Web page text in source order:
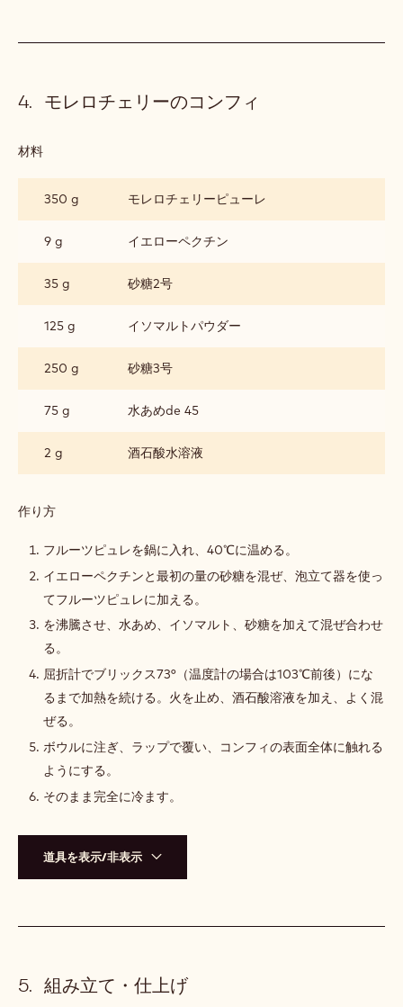
モレロチェリーのコンフィ
材料
ロ
チ
ェ
の
コ
ン
350 g モレロチェリーピューレ
9 g イエローペクチン
35 g 砂糖2号
125 g イソマルトパウダー
250 g 砂糖3号
75 g 水あめde 45
2 g 酒石酸水溶液
作り方
レ
チ
ェ
ー
の
コ
ン
フ
ィ
フルーツピュレを鍋に入れ、40℃に温める。
イエローペクチンと最初の量の砂糖を混ぜ、泡立て器を使っ
てフルーツピュレに加える。
を沸騰させ、水あめ、イソマルト、砂糖を加えて混ぜ合わせ
る。
屈折計でブリックス73°（温度計の場合は103℃前後）にな
るまで加熱を続ける。火を止め、酒石酸溶液を加え、よく混
ぜる。
ボウルに注ぎ、ラップで覆い、コンフィの表面全体に触れる
ようにする。
そのまま完全に冷ます。
道具を表示/非表示
組み立て・仕上げ